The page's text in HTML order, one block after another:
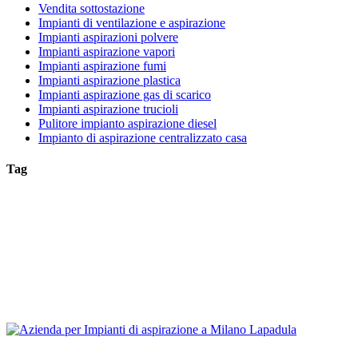
Vendita sottostazione
Impianti di ventilazione e aspirazione
Impianti aspirazioni polvere
Impianti aspirazione vapori
Impianti aspirazione fumi
Impianti aspirazione plastica
Impianti aspirazione gas di scarico
Impianti aspirazione trucioli
Pulitore impianto aspirazione diesel
Impianto di aspirazione centralizzato casa
Tag